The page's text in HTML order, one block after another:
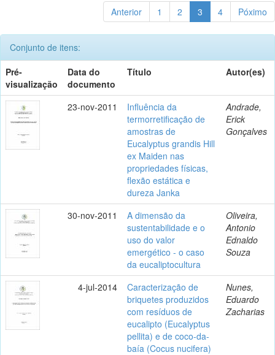
Anterior 1 2 3 4 Póximo
Conjunto de itens:
Pré-
visualização
Data do
documento
Título Autor(es)
23-nov-2011
Influência da
termorretificação de
amostras de
Eucalyptus grandis Hill
ex Maiden nas
propriedades físicas,
flexão estática e
dureza Janka
Andrade,
Erick
Gonçalves
30-nov-2011
A dimensão da
sustentabilidade e o
uso do valor
emergético - o caso
da eucaliptocultura
Oliveira,
Antonio
Ednaldo
Souza
4-jul-2014
Caracterização de
briquetes produzidos
com resíduos de
eucalipto (Eucalyptus
pellita) e de coco-da-
baía (Cocus nucifera)
Nunes,
Eduardo
Zacharias